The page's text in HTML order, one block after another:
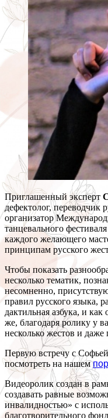
Приглашенный эксперт
дефектолог, переводчик
организатор
танцевального
каждого желающего
принципам русского
Чтобы показать
несколько тематик,
несомненно,
правил русского языка,
дактильная азбука, и
же, благодаря ролику у
несколько жестов и
Первую встречу с
посмотреть на нашем
Видеоролик создан в
создавать равные
инвалидностью» с
благотворительного